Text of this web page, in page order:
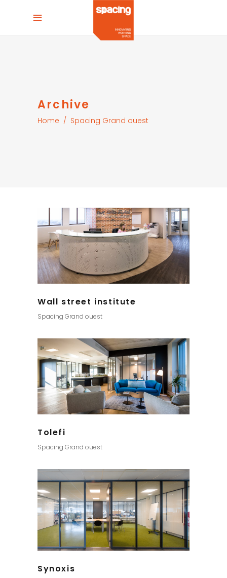
Archive
Home / Spacing Grand ouest
Wall street institute
Spacing Grand ouest
Tolefi
Spacing Grand ouest
Synoxis